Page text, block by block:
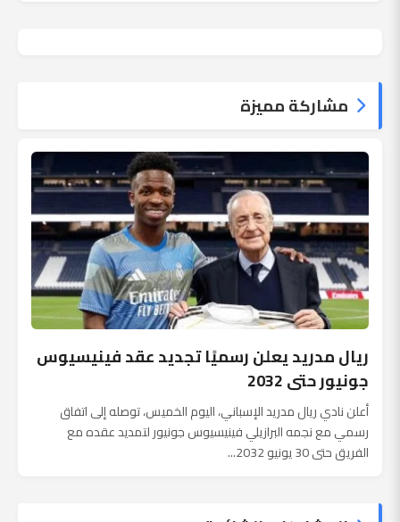
مشاركة مميزة
ريال مدريد يعلن رسميًا تجديد عقد فينيسيوس
جونيور حتى 2032
أعلن نادي ريال مدريد الإسباني، اليوم الخميس، توصله إلى اتفاق
رسمي مع نجمه البرازيلي فينيسيوس جونيور لتمديد عقده مع
الفريق حتى 30 يونيو 2032...